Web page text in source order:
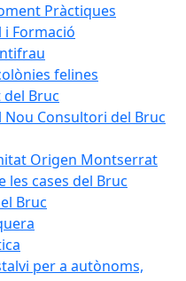
Pràctiques
i Formació
felines
del Bruc
Nou Consultori del Bruc
Origen Montserrat
les cases del Bruc
Bruc
per a autònoms,